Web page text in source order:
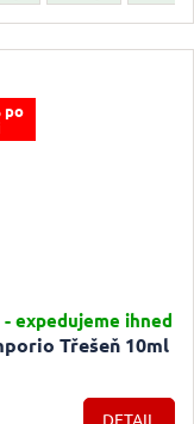
po
Třešeň 10ml
expedujeme ihned
DETAIL